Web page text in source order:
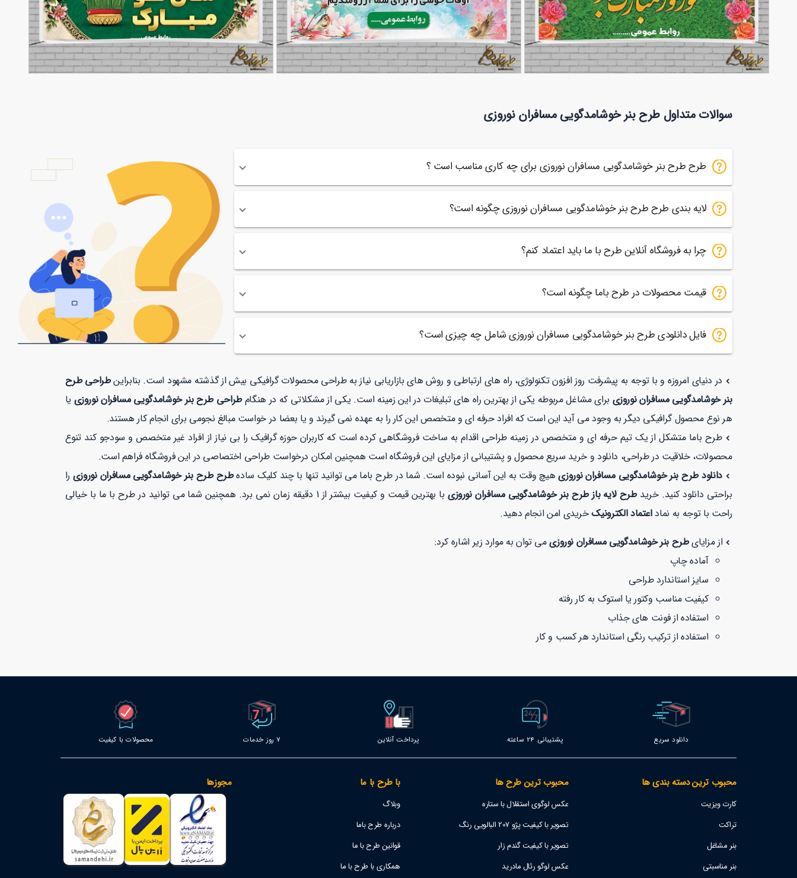
28
سوالات متداول طرح بنر خوشامدگویی مسافران نوروزی
طرح طرح بنر خوشامدگویی مسافران نوروزی برای چه کاری مناسب است ؟
لایه بندی طرح طرح بنر خوشامدگویی مسافران نوروزی چگونه است؟
چرا به فروشگاه آنلاین طرح با ما باید اعتماد کنم؟
قیمت محصولات در طرح باما چگونه است؟
فایل دانلودی طرح بنر خوشامدگویی مسافران نوروزی شامل چه چیزی است؟
در دنیای امروزه و با توجه به پیشرفت روز افزون تکنولوژی، راه های ارتباطی و روش های بازاریابی نیاز به طراحی محصولات گرافیکی بیش از گذشته مشهود است. بنابراینطراحی طرح
بنر خوشامدگویی مسافران نوروزی برای مشاغل مربوطه یکی از بهترین راه های تبلیغات در این زمینه است. یکی از مشکلاتی که در هنگامطراحی طرح بنر خوشامدگویی مسافران نوروزی یا
هر نوع محصول گرافیکی دیگر به وجود می آید این است که افراد حرفه ای و متخصص این کار را به عهده نمی گیرند و یا بعضا در خواست مبالغ نجومی برای انجام کار هستند.
طرح باما متشکل از یک تیم حرفه ای و متخصص در زمینه طراحی اقدام به ساخت فروشگاهی کرده است که کاربران حوزه گرافیک را بی نیاز از افراد غیر متخصص و سودجو کند تنوع
محصولات، خلاقیت در طراحی، دانلود و خرید سریع محصول و پشتیبانی از مزایای این فروشگاه است همچنین امکان درخواست طراحی اختصاصی در این فروشگاه فراهم است.
دانلود طرح بنر خوشامدگویی مسافران نوروزی هیچ وقت به این آسانی نبوده است. شما در طرح باما می توانید تنها با چند کلیک سادهطرح طرح بنر خوشامدگویی مسافران نوروزی را
براحتی دانلود کنید. خریدطرح لایه باز طرح بنر خوشامدگویی مسافران نوروزی
با بهترین قیمت و کیفیت بیشتر از 1 دقیقه زمان نمی برد. همچنین شما می توانید در طرح با ما با خیالی
راحت با توجه به نماداعتماد الکترونیکخریدی امن انجام دهید.
از مزایایطرح بنر خوشامدگویی مسافران نوروزیمی توان به موارد زیر اشاره کرد:
آماده چاپ
سایز استاندارد طراحی
کیفیت مناسب وکتور یا استوک به کار رفته
استفاده از فونت های جذاب
استفاده از ترکیب رنگی استاندارد هر کسب و کار
دانلود سریع پشتیبانی 24 ساعته پرداخت آنلاین 7 روز خدمات محصولات با کیفیت
محبوب ترین دسته بندی ها
کارت ویزیت
تراکت
بنر مشاغل
بنر مناسبتی
محبوب ترین طرح ها
عکس لوگوی استقلال با ستاره
تصویر با کیفیت پژو 207 البالویی رنگ
تصویر با کیفیت گندم زار
عکس لوگو رئال مادرید
با طرح با ما
وبلاگ
درباره طرح باما
قوانین طرح با ما
همکاری با طرح با ما
مجوزها